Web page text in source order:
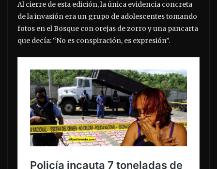
Al cierre de esta edición, la única evidencia concreta
de la invasión era un grupo de adolescentes tomando
fotos en el Bosque con orejas de zorro y una pancarta
que decía: “No es conspiración, es expresión”.